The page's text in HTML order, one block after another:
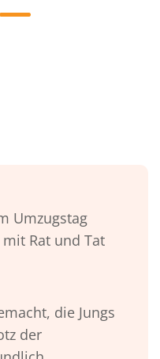
Umzugstag
Rat und Tat
die Jungs
der